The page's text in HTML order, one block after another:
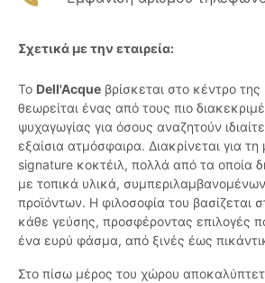
Σχετικά με την εταιρεία:
Το Dell'Acque βρίσκεται στο κέντρο
θεωρείται ένας από τους πιο
ψυχαγωγίας για όσους αναζητούν
εξαίσια ατμόσφαιρα. Διακρίνεται για
signature κοκτέιλ, πολλά από τα οποία
με τοπικά υλικά,
προϊόντων. Η φιλοσοφία του βασίζεται
κάθε γεύσης, προσφέροντας επιλογές
ένα ευρύ φάσμα, από ξινές έως
Στο πίσω μέρος του χώρου